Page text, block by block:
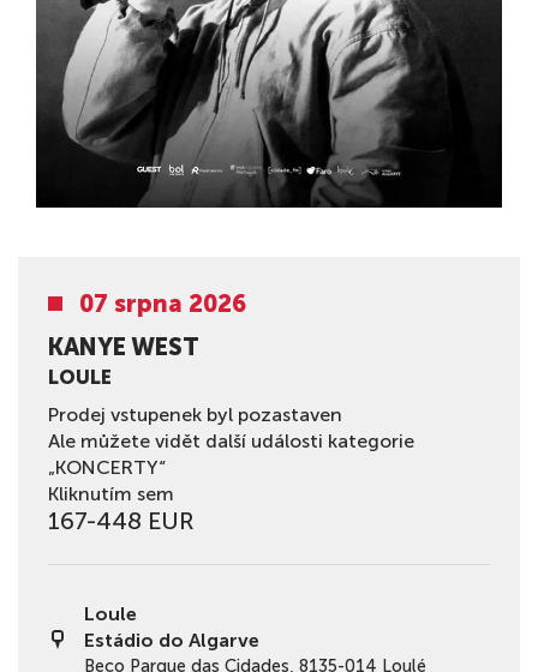
07 srpna 2026
KANYE WEST
LOULE
Prodej vstupenek byl pozastaven
Ale můžete vidět další události kategorie
„KONCERTY“
Kliknutím sem
167-448 EUR
Loule
Estádio do Algarve
Beco Parque das Cidades, 8135-014 Loulé